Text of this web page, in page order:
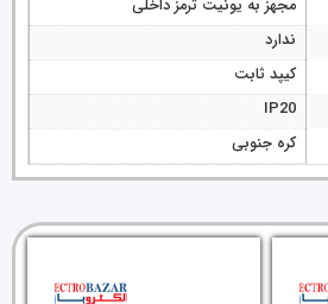
مجهز به یونیت ترمز داخلی
ندارد
کیپد ثابت
IP20
کره جنوبی